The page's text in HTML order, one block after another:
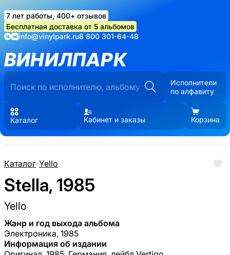
7 лет работы, 400+ отзывов
Бесплатная доставка от 5 альбомов
info@vinylpark.ru8 800 301-64-48
ВИНИЛПАРК
Исполнители
по алфавиту
Каталог Кабинет и заказы Корзина
Каталог/Yello
Stella, 1985
Yello
Жанр и год выхода альбома
Электроника, 1985
Информация об издании